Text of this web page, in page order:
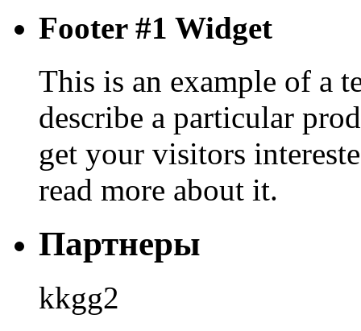
Footer #1 Widget
This is an example of a
describe a particular
get your visitors
read more about it.
Партнеры
kkgg2